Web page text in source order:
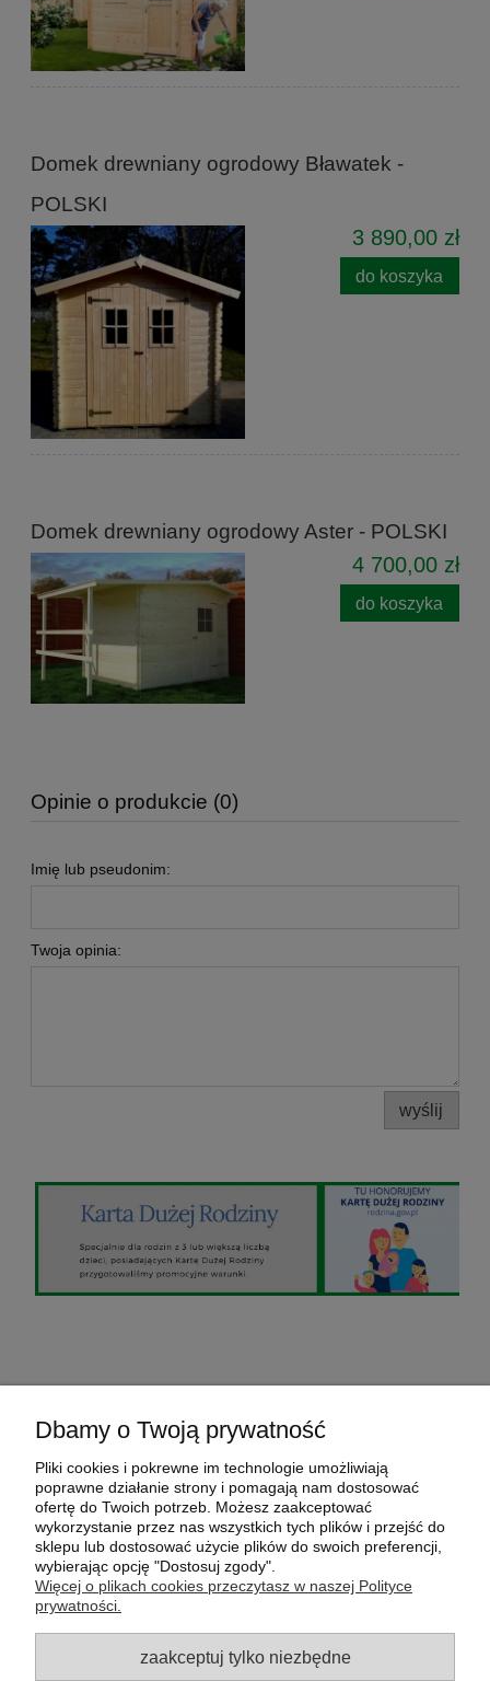
Domek drewniany ogrodowy Bławatek -
POLSKI
3 890,00 zł
do koszyka
Domek drewniany ogrodowy Aster - POLSKI
4 700,00 zł
do koszyka
Opinie o produkcie (0)
Imię lub pseudonim:
Twoja opinia:
wyślij
Moje konto
Płatności i dostawa
sklep internetowy FamilyGarden.pl- Odpocznij w
ogrodzie :-)
Dbamy o Twoją prywatność
Pliki cookies i pokrewne im technologie umożliwiają
poprawne działanie strony i pomagają nam dostosować
ofertę do Twoich potrzeb. Możesz zaakceptować
wykorzystanie przez nas wszystkich tych plików i przejść do
sklepu lub dostosować użycie plików do swoich preferencji,
wybierając opcję "Dostosuj zgody".
Więcej o plikach cookies przeczytasz w naszej Polityce
prywatności.
zaakceptuj tylko niezbędne